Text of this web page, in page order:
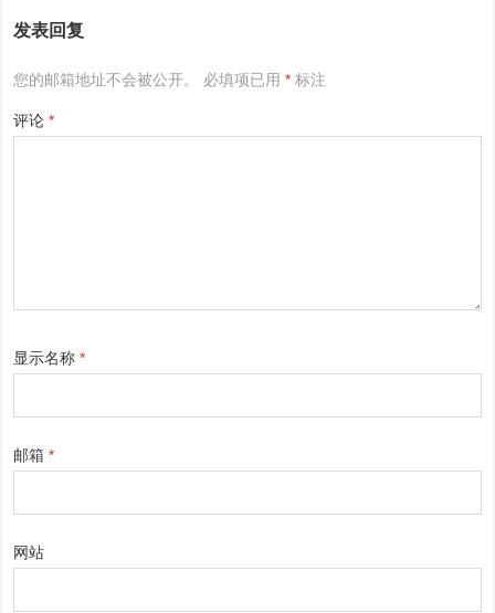
发表回复
您的邮箱地址不会被公开。 必填项已用* 标注
评论*
显示名称*
邮箱*
网站